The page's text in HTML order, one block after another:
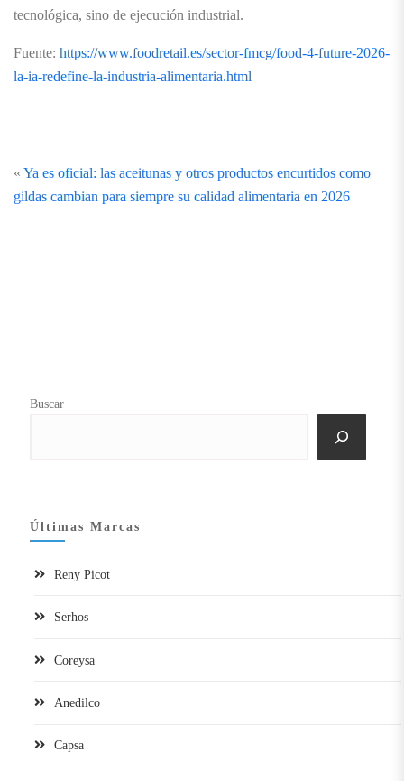
tecnológica, sino de ejecución industrial.
Fuente: https://www.foodretail.es/sector-fmcg/food-4-future-2026-
la-ia-redefine-la-industria-alimentaria.html
« Ya es oficial: las aceitunas y otros productos encurtidos como
gildas cambian para siempre su calidad alimentaria en 2026
Buscar
Últimas Marcas
Reny Picot
Serhos
Coreysa
Anedilco
Capsa